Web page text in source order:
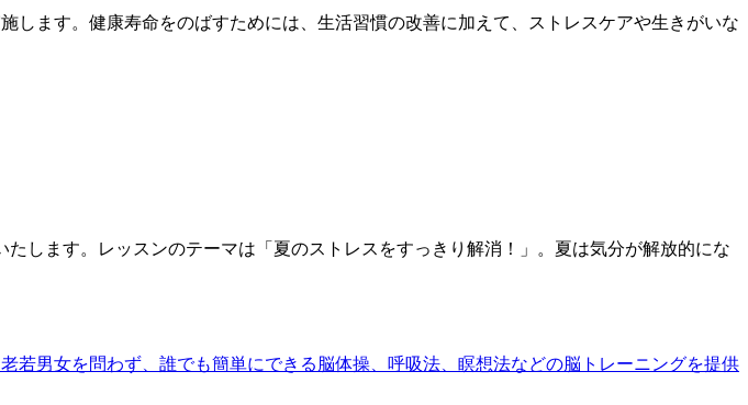
ます。健康寿命をのばすためには、生活習慣の改善に加えて、ストレスケアや生きがいな
します。レッスンのテーマは「夏のストレスをすっきり解消！」。夏は気分が解放的にな
男女を問わず、誰でも簡単にできる脳体操、呼吸法、瞑想法などの脳トレーニングを提供